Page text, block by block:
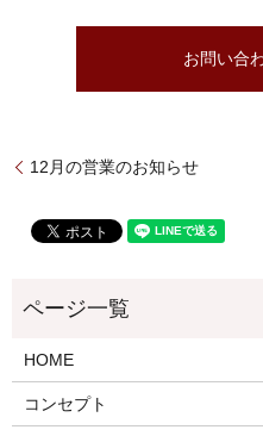
お問い合
12月の営業のお知らせ
HOME
コンセプト